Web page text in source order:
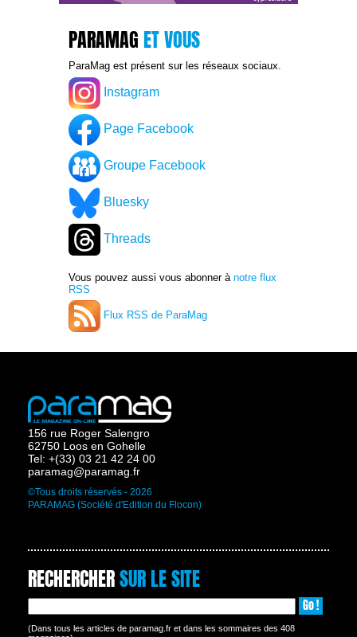
PARAMAG ET VOUS
ParaMag est présent sur les réseaux sociaux.
Instagram
Page Facebook
Groupe Facebook
Bluesky
Threads
Vous pouvez aussi vous abonner à notre flux
RSS
Flux RSS de ParaMag
156 rue Roger Salengro
62750 Loos en Gohelle
Tel: +(33) 03 21 42 24 00
paramag@paramag.fr
©Tous droits réservés - 2026
PARAMAG (Société d'Edition du Flocon)
RECHERCHERSUR LE SITE
Go !
(Dans tous les articles de paramag.fr et dans les sommaires des 408